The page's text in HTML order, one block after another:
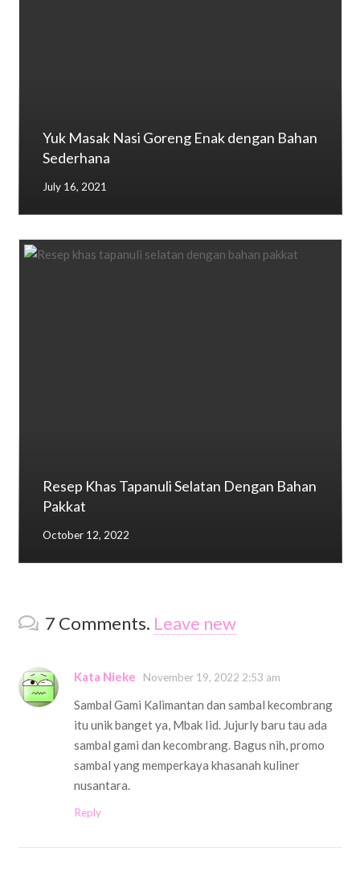
Yuk Masak Nasi Goreng Enak dengan Bahan
Sederhana
July 16, 2021
Resep Khas Tapanuli Selatan Dengan Bahan
Pakkat
October 12, 2022
7 Comments. Leave new
Kata Nieke November 19, 2022 2:53 am
Sambal Gami Kalimantan dan sambal kecombrang
itu unik banget ya, Mbak Iid. Jujurly baru tau ada
sambal gami dan kecombrang. Bagus nih, promo
sambal yang memperkaya khasanah kuliner
nusantara.
Reply